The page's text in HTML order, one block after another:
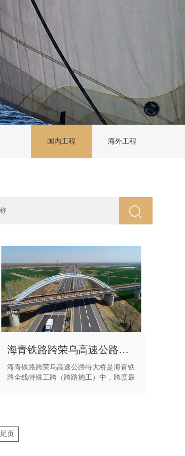
国内工程 海外工程
海青铁路跨荣乌高速公路特大桥
海青铁路跨荣乌高速公路特大桥是海青铁
路全线特殊工跨（跨路施工）中，跨度最
尾页